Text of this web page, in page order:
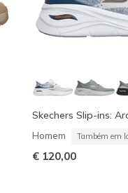
Skechers Slip-ins:
Homem Também em
€ 120,00